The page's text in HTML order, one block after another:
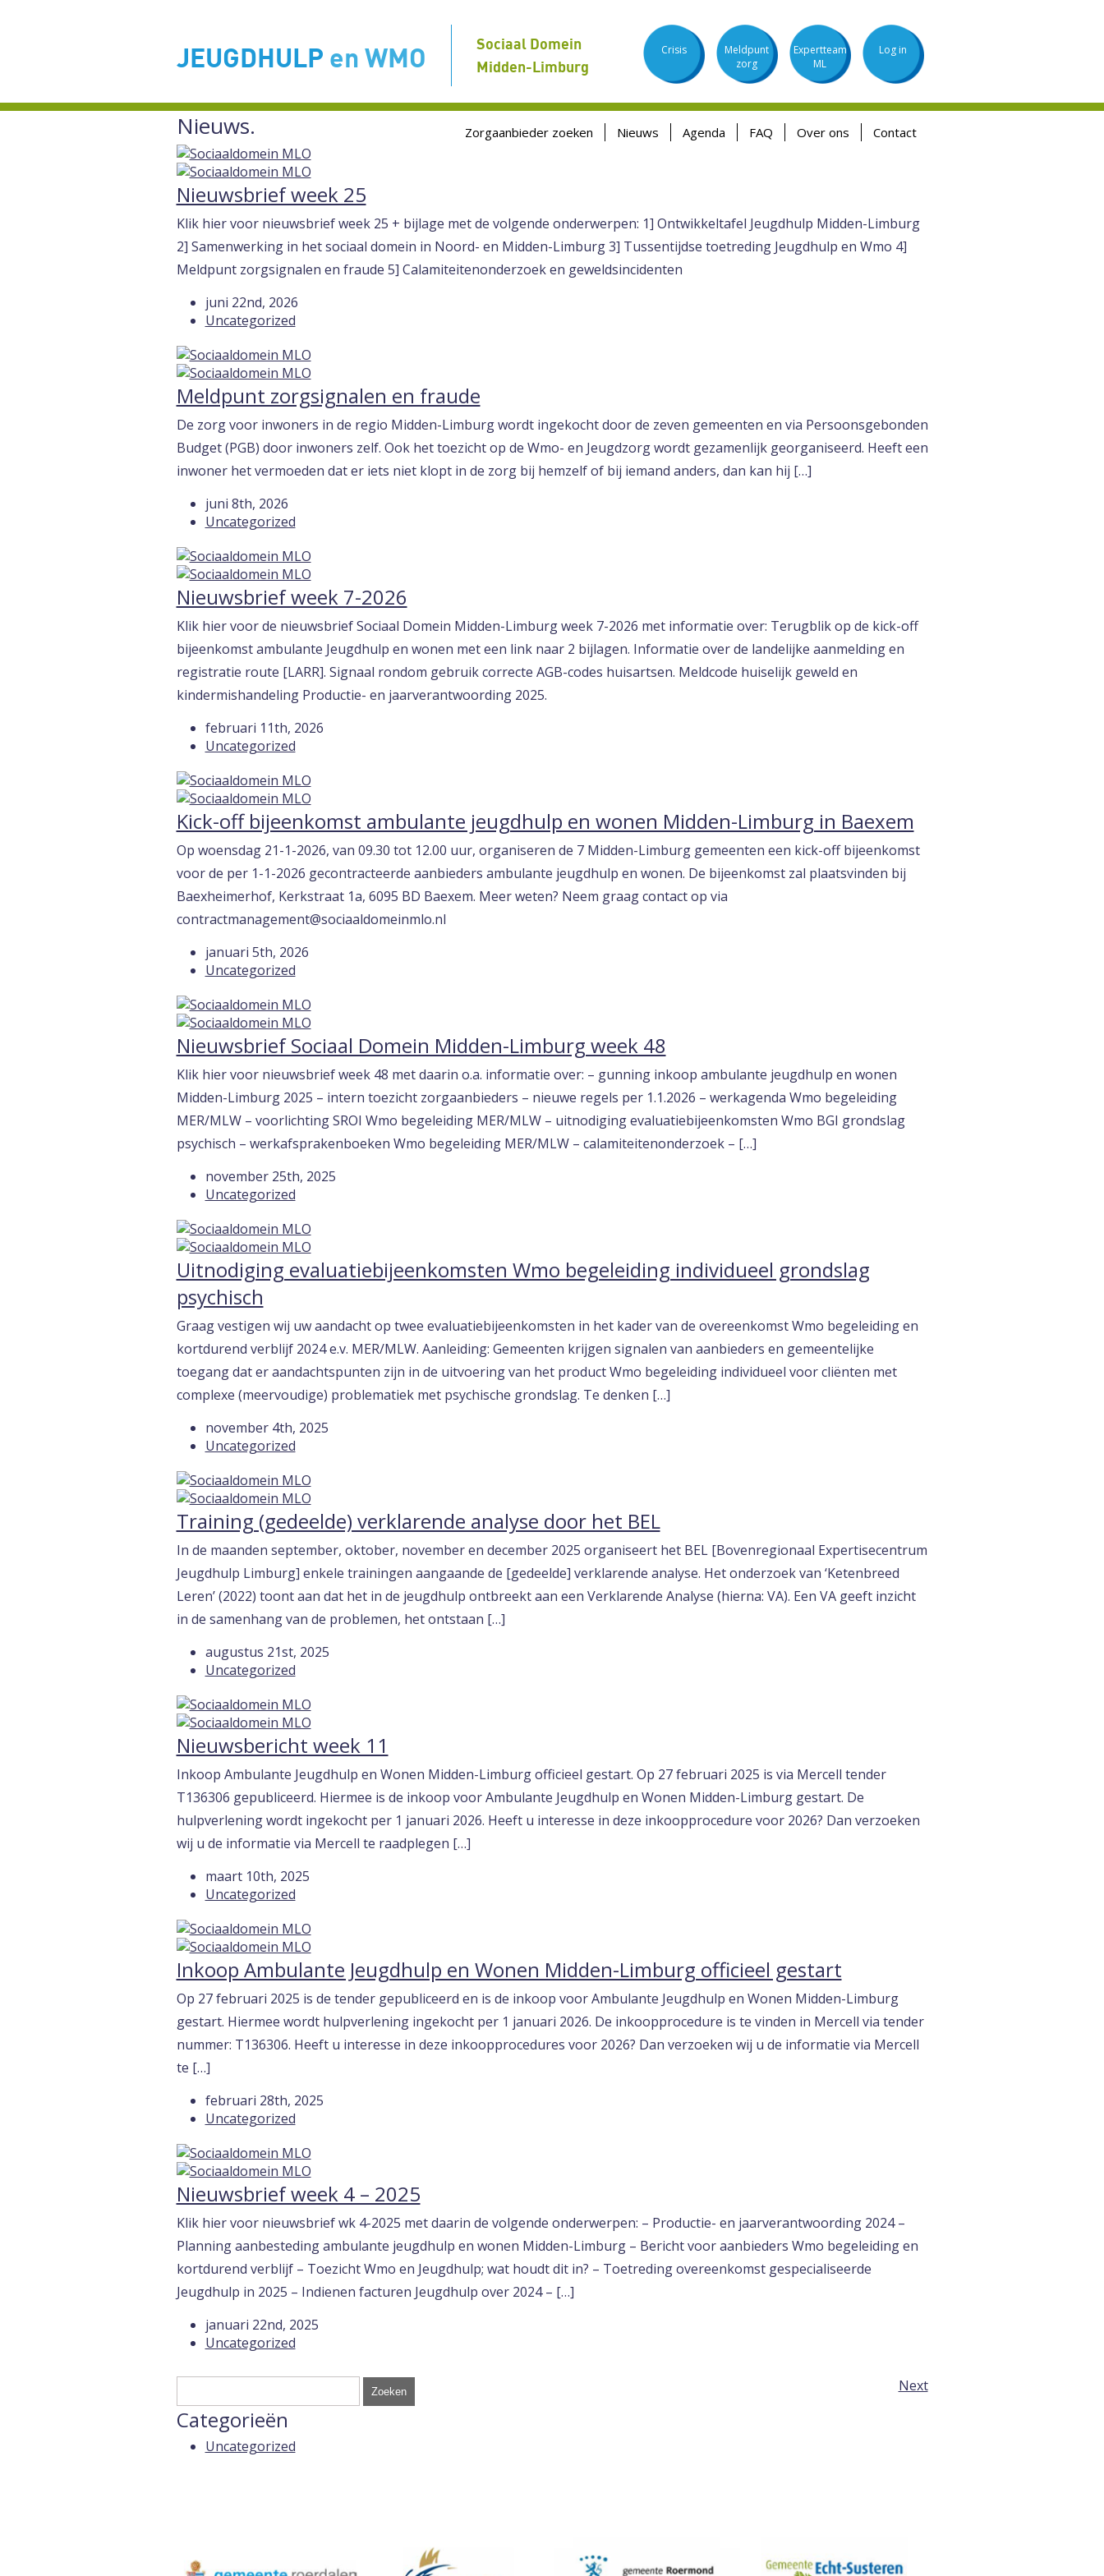
JEUGDHULP en WMO
Sociaal Domein
Midden-Limburg
Crisis
Meldpunt
zorg
Expertteam
ML
Log in
Zorgaanbieder zoeken Nieuws Agenda FAQ Over ons Contact
Nieuws.
Nieuwsbrief week 25
Klik hier voor nieuwsbrief week 25 + bijlage met de volgende onderwerpen: 1] Ontwikkeltafel Jeugdhulp Midden-Limburg
2] Samenwerking in het sociaal domein in Noord- en Midden-Limburg 3] Tussentijdse toetreding Jeugdhulp en Wmo 4]
Meldpunt zorgsignalen en fraude 5] Calamiteitenonderzoek en geweldsincidenten
juni 22nd, 2026
Uncategorized
Meldpunt zorgsignalen en fraude
De zorg voor inwoners in de regio Midden-Limburg wordt ingekocht door de zeven gemeenten en via Persoonsgebonden
Budget (PGB) door inwoners zelf. Ook het toezicht op de Wmo- en Jeugdzorg wordt gezamenlijk georganiseerd. Heeft een
inwoner het vermoeden dat er iets niet klopt in de zorg bij hemzelf of bij iemand anders, dan kan hij […]
juni 8th, 2026
Uncategorized
Nieuwsbrief week 7-2026
Klik hier voor de nieuwsbrief Sociaal Domein Midden-Limburg week 7-2026 met informatie over: Terugblik op de kick-off
bijeenkomst ambulante Jeugdhulp en wonen met een link naar 2 bijlagen. Informatie over de landelijke aanmelding en
registratie route [LARR]. Signaal rondom gebruik correcte AGB-codes huisartsen. Meldcode huiselijk geweld en
kindermishandeling Productie- en jaarverantwoording 2025.
februari 11th, 2026
Uncategorized
Kick-off bijeenkomst ambulante jeugdhulp en wonen Midden-Limburg in Baexem
Op woensdag 21-1-2026, van 09.30 tot 12.00 uur, organiseren de 7 Midden-Limburg gemeenten een kick-off bijeenkomst
voor de per 1-1-2026 gecontracteerde aanbieders ambulante jeugdhulp en wonen. De bijeenkomst zal plaatsvinden bij
Baexheimerhof, Kerkstraat 1a, 6095 BD Baexem. Meer weten? Neem graag contact op via
contractmanagement@sociaaldomeinmlo.nl
januari 5th, 2026
Uncategorized
Nieuwsbrief Sociaal Domein Midden-Limburg week 48
Klik hier voor nieuwsbrief week 48 met daarin o.a. informatie over: – gunning inkoop ambulante jeugdhulp en wonen
Midden-Limburg 2025 – intern toezicht zorgaanbieders – nieuwe regels per 1.1.2026 – werkagenda Wmo begeleiding
MER/MLW – voorlichting SROI Wmo begeleiding MER/MLW – uitnodiging evaluatiebijeenkomsten Wmo BGI grondslag
psychisch – werkafsprakenboeken Wmo begeleiding MER/MLW – calamiteitenonderzoek – […]
november 25th, 2025
Uncategorized
Uitnodiging evaluatiebijeenkomsten Wmo begeleiding individueel grondslag
psychisch
Graag vestigen wij uw aandacht op twee evaluatiebijeenkomsten in het kader van de overeenkomst Wmo begeleiding en
kortdurend verblijf 2024 e.v. MER/MLW. Aanleiding: Gemeenten krijgen signalen van aanbieders en gemeentelijke
toegang dat er aandachtspunten zijn in de uitvoering van het product Wmo begeleiding individueel voor cliënten met
complexe (meervoudige) problematiek met psychische grondslag. Te denken […]
november 4th, 2025
Uncategorized
Training (gedeelde) verklarende analyse door het BEL
In de maanden september, oktober, november en december 2025 organiseert het BEL [Bovenregionaal Expertisecentrum
Jeugdhulp Limburg] enkele trainingen aangaande de [gedeelde] verklarende analyse. Het onderzoek van ‘Ketenbreed
Leren’ (2022) toont aan dat het in de jeugdhulp ontbreekt aan een Verklarende Analyse (hierna: VA). Een VA geeft inzicht
in de samenhang van de problemen, het ontstaan […]
augustus 21st, 2025
Uncategorized
Nieuwsbericht week 11
Inkoop Ambulante Jeugdhulp en Wonen Midden-Limburg officieel gestart. Op 27 februari 2025 is via Mercell tender
T136306 gepubliceerd. Hiermee is de inkoop voor Ambulante Jeugdhulp en Wonen Midden-Limburg gestart. De
hulpverlening wordt ingekocht per 1 januari 2026. Heeft u interesse in deze inkoopprocedure voor 2026? Dan verzoeken
wij u de informatie via Mercell te raadplegen […]
maart 10th, 2025
Uncategorized
Inkoop Ambulante Jeugdhulp en Wonen Midden-Limburg officieel gestart
Op 27 februari 2025 is de tender gepubliceerd en is de inkoop voor Ambulante Jeugdhulp en Wonen Midden-Limburg
gestart. Hiermee wordt hulpverlening ingekocht per 1 januari 2026. De inkoopprocedure is te vinden in Mercell via tender
nummer: T136306. Heeft u interesse in deze inkoopprocedures voor 2026? Dan verzoeken wij u de informatie via Mercell
te […]
februari 28th, 2025
Uncategorized
Nieuwsbrief week 4 – 2025
Klik hier voor nieuwsbrief wk 4-2025 met daarin de volgende onderwerpen: – Productie- en jaarverantwoording 2024 –
Planning aanbesteding ambulante jeugdhulp en wonen Midden-Limburg – Bericht voor aanbieders Wmo begeleiding en
kortdurend verblijf – Toezicht Wmo en Jeugdhulp; wat houdt dit in? – Toetreding overeenkomst gespecialiseerde
Jeugdhulp in 2025 – Indienen facturen Jeugdhulp over 2024 – […]
januari 22nd, 2025
Uncategorized
Next
Categorieën
Uncategorized